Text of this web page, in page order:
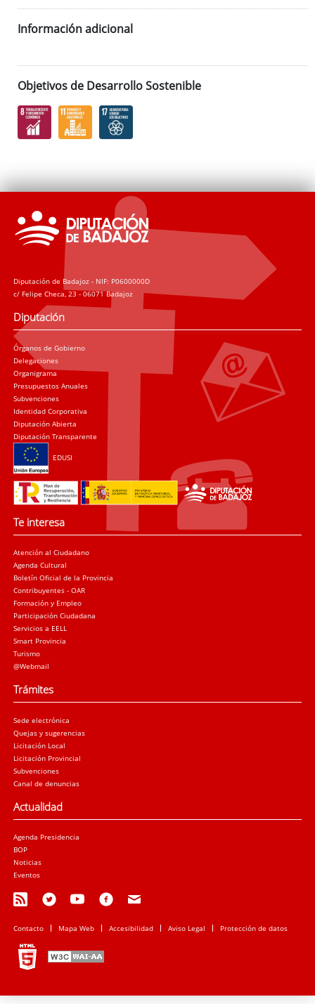
Información adicional
Objetivos de Desarrollo Sostenible
Diputación de Badajoz - NIF: P0600000D
c/ Felipe Checa, 23 - 06071 Badajoz
Diputación
Órganos de Gobierno
Delegaciones
Organigrama
Presupuestos Anuales
Subvenciones
Identidad Corporativa
Diputación Abierta
Diputación Transparente
EDUSI
Te interesa
Atención al Ciudadano
Agenda Cultural
Boletín Oficial de la Provincia
Contribuyentes - OAR
Formación y Empleo
Participación Ciudadana
Servicios a EELL
Smart Provincia
Turismo
@Webmail
Trámites
Sede electrónica
Quejas y sugerencias
Licitación Local
Licitación Provincial
Subvenciones
Canal de denuncias
Actualidad
Agenda Presidencia
BOP
Noticias
Eventos
Contacto Mapa Web Accesibilidad Aviso Legal Protección de datos